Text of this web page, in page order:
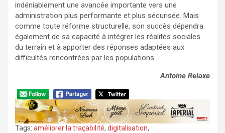
indéniablement une avancée importante vers une
administration plus performante et plus sécurisée. Mais
comme toute réforme structurelle, son succès dépendra
également de sa capacité à intégrer les réalités sociales
du terrain et à apporter des réponses adaptées aux
difficultés rencontrées par les populations.
Antoine Relaxe
Tags: améliorer la traçabilité, digitalisation,